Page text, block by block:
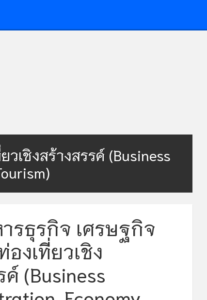
เชิงสร้างสรรค์ (Business
รธุรกิจ เศรษฐกิจ
งเที่ยวเชิง
(Business